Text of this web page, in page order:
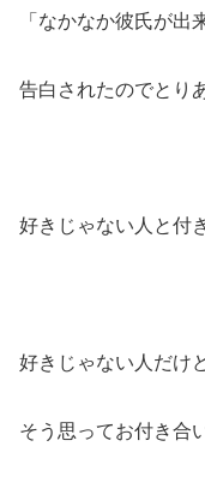
「なかなか彼氏が出
告白されたのでとり
好きじゃない人と付
好きじゃない人だけ
そう思ってお付き合